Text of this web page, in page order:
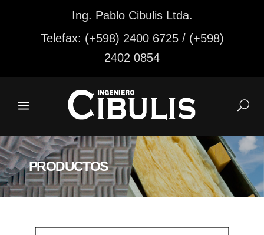
Ing. Pablo Cibulis Ltda.
Telefax: (+598) 2400 6725 / (+598)
2402 0854
PRODUCTOS